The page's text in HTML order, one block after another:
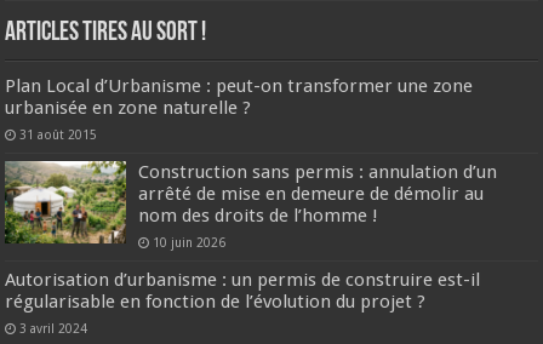
ARTICLES TIRES AU SORT !
Plan Local d’Urbanisme : peut-on transformer une zone
urbanisée en zone naturelle ?
31 août 2015
Construction sans permis : annulation d’un
arrêté de mise en demeure de démolir au
nom des droits de l’homme !
10 juin 2026
Autorisation d’urbanisme : un permis de construire est-il
régularisable en fonction de l’évolution du projet ?
3 avril 2024